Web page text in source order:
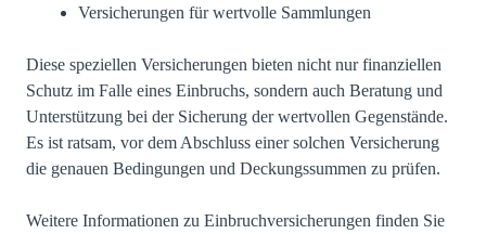
Versicherungen für wertvolle Sammlungen
Diese speziellen Versicherungen bieten nicht nur finanziellen
Schutz im Falle eines Einbruchs, sondern auch Beratung und
Unterstützung bei der Sicherung der wertvollen Gegenstände.
Es ist ratsam, vor dem Abschluss einer solchen Versicherung
die genauen Bedingungen und Deckungssummen zu prüfen.
Weitere Informationen zu Einbruchversicherungen finden Sie